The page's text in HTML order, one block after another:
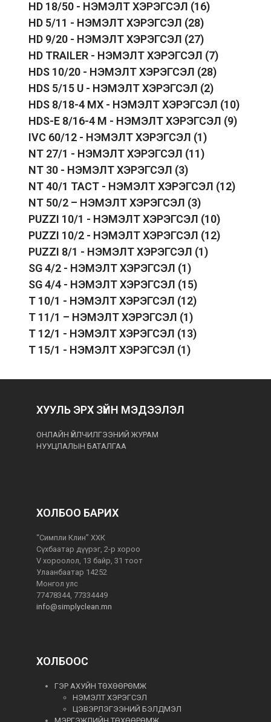
HD 18/50 - НЭМЭЛТ ХЭРЭГСЭЛ (16)
HD 5/11 - НЭМЭЛТ ХЭРЭГСЭЛ (28)
HD 9/20 - НЭМЭЛТ ХЭРЭГСЭЛ (27)
HD TRAILER - НЭМЭЛТ ХЭРЭГСЭЛ (7)
HDS 10/20 - НЭМЭЛТ ХЭРЭГСЭЛ (28)
HDS 5/15 U - НЭМЭЛТ ХЭРЭГСЭЛ (2)
HDS 8/18-4 MX - НЭМЭЛТ ХЭРЭГСЭЛ (10)
HDS-E 8/16-4 M - НЭМЭЛТ ХЭРЭГСЭЛ (9)
IVC 60/12 - НЭМЭЛТ ХЭРЭГСЭЛ (1)
NT 27/1 - НЭМЭЛТ ХЭРЭГСЭЛ (11)
NT 30 - НЭМЭЛТ ХЭРЭГСЭЛ (3)
NT 40/1 TACT - НЭМЭЛТ ХЭРЭГСЭЛ (12)
NT 50/2 – НЭМЭЛТ ХЭРЭГСЭЛ (3)
PUZZI 10/1 - НЭМЭЛТ ХЭРЭГСЭЛ (10)
PUZZI 10/2 - НЭМЭЛТ ХЭРЭГСЭЛ (12)
PUZZI 8/1 - НЭМЭЛТ ХЭРЭГСЭЛ (1)
SG 4/2 - НЭМЭЛТ ХЭРЭГСЭЛ (1)
SG 4/4 - НЭМЭЛТ ХЭРЭГСЭЛ (15)
T 10/1 - НЭМЭЛТ ХЭРЭГСЭЛ (12)
T 11/1 – НЭМЭЛТ ХЭРЭГСЭЛ (1)
T 12/1 - НЭМЭЛТ ХЭРЭГСЭЛ (13)
T 15/1 - НЭМЭЛТ ХЭРЭГСЭЛ (1)
ХУУЛЬ ЭРХ ЗҮЙН МЭДЭЭЛЭЛ
ОНЛАЙН ҮЙЛЧИЛГЭЭНИЙ ЖУРАМ
НУУЦЛАЛЫН БАТАЛГАА
ХОЛБОО БАРИХ
“Симпли Клин” ХХК
Сүхбаатар дүүрэг, 2-р хороо
V хороолол, 13 байр, 31 тоот
Улаанбаатар 14252
Монгол улс
77478344, 77334449
info@simplyclean.mn
ХОЛБООС
ГЭР АХУЙН ТӨХӨӨРӨМЖ
НЭМЭЛТ ХЭРЭГСЭЛ
ЦЭВЭРЛЭГЭЭНИЙ БЭЛДМЭЛ